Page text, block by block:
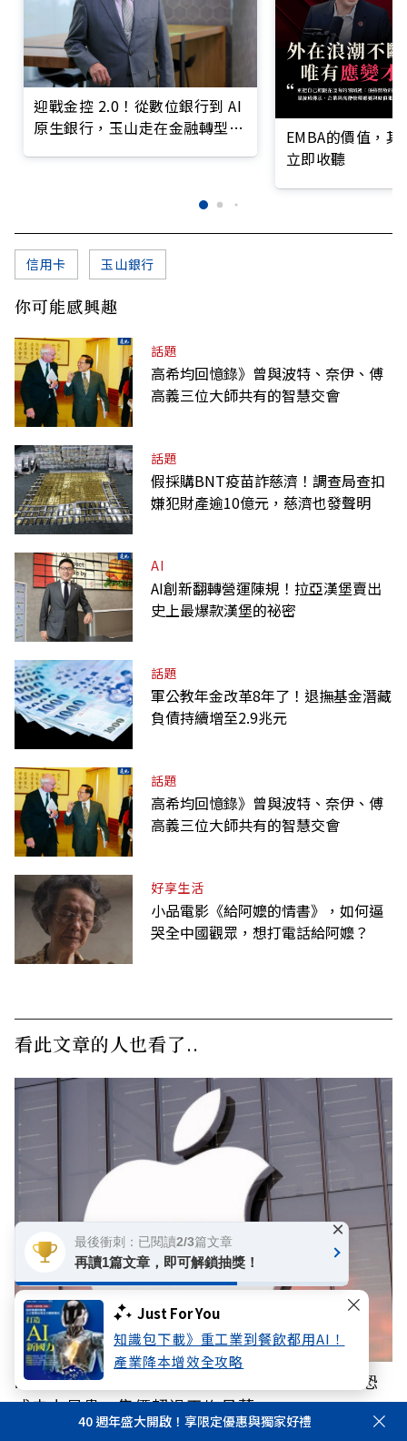
Just For You
知識包下載》重工業到餐飲都用AI！
產業降本增效全攻略
迎戰金控 2.0！從數位銀行到 AI
原生銀行，玉山走在金融轉型最
EMBA的價值，
立即收聽
信用卡 玉山銀行
你可能感興趣
話題
高希均回憶錄》曾與波特、奈伊、傅
高義三位大師共有的智慧交會
話題
假採購BNT疫苗詐慈濟！調查局查扣
嫌犯財產逾10億元，慈濟也發聲明
AI
AI創新翻轉營運陳規！拉亞漢堡賣出
史上最爆款漢堡的祕密
話題
軍公教年金改革8年了！退撫基金潛藏
負債持續增至2.9兆元
話題
高希均回憶錄》曾與波特、奈伊、傅
高義三位大師共有的智慧交會
好享生活
小品電影《給阿嬤的情書》，如何逼
哭全中國觀眾，想打電話給阿嬤？
看此文章的人也看了..
iPhone 18 Pro傳漲價！蘋果首款折疊iPhone恐
成史上最貴，售價超過平均月薪
40 週年盛大開啟！享限定優惠與獨家好禮
最後衝刺：已閱讀2/3篇文章
再讀1篇文章，即可解鎖抽獎！
×